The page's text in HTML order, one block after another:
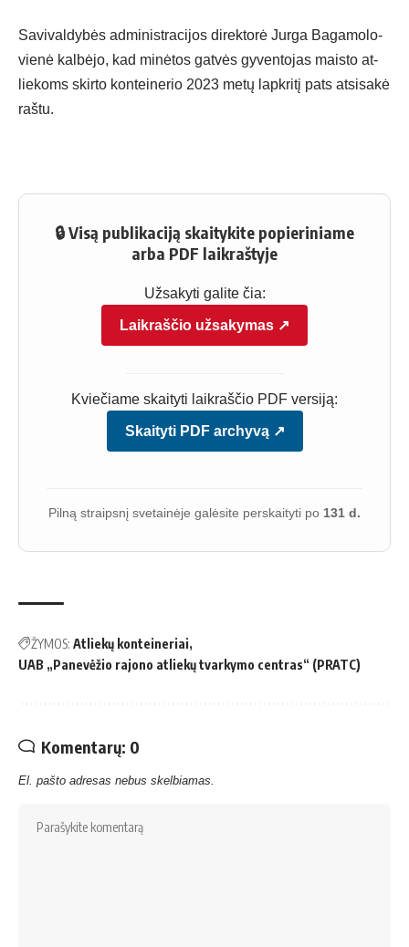
Sa­vi­val­dy­bės ad­mi­nist­ra­ci­jos di­rek­to­rė Jur­ga Ba­ga­mo­lo­
vie­nė kal­bė­jo, kad mi­nė­tos gat­vės gy­ven­to­jas mais­to at­
lie­koms skir­to kon­tei­ne­rio 2023 me­tų lapk­ri­tį pa­ts at­si­sa­kė
raš­tu.
🔒 Visą publikaciją skaitykite popieriniame
arba PDF laikraštyje
Užsakyti galite čia:
Laikraščio užsakymas ↗
Kviečiame skaityti laikraščio PDF versiją:
Skaityti PDF archyvą ↗
Pilną straipsnį svetainėje galėsite perskaityti po 131 d.
ŽYMOS: Atliekų konteineriai
UAB „Panevėžio rajono atliekų tvarkymo centras“ (PRATC)
Komentarų: 0
El. pašto adresas nebus skelbiamas.